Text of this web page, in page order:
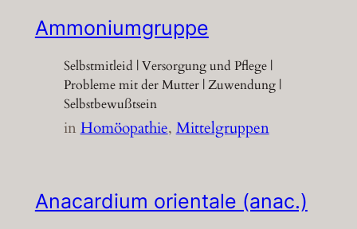
Ammoniumgruppe
Selbstmitleid | Versorgung und Pflege |
Probleme mit der Mutter | Zuwendung |
Selbstbewußtsein
inHomöopathie, Mittelgruppen
Anacardium orientale (anac.)